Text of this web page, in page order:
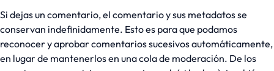
Si dejas un comentario, el comentario y sus metadatos se
conservan indefinidamente. Esto es para que podamos
reconocer y aprobar comentarios sucesivos automáticamente,
en lugar de mantenerlos en una cola de moderación. De los